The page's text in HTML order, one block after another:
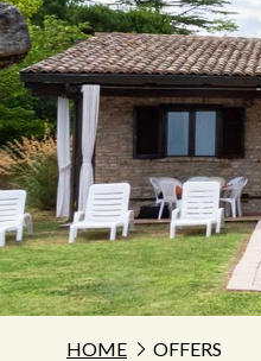
HOME OFFERS